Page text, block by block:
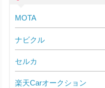
MOTA
ナビクル
セルカ
楽天Carオークション